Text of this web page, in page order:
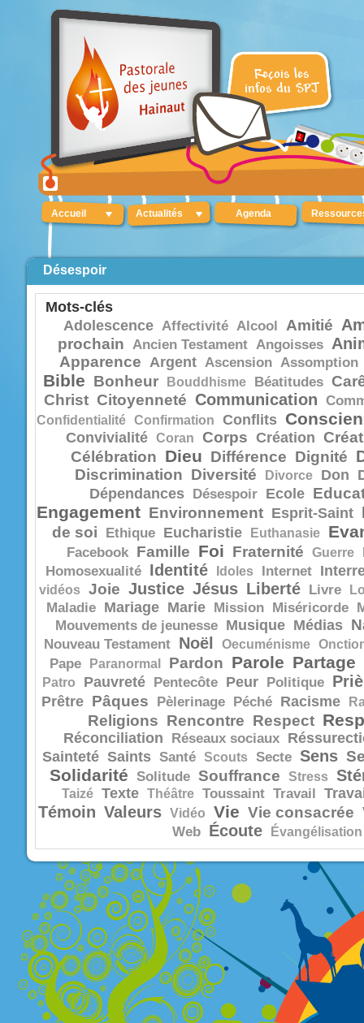
Accueil Actualités Agenda
Désespoir
Mots-clés
Adolescence Affectivité Alcool Amitié
prochain Ancien Testament Angoisses
Apparence Argent Ascension Assomption
Bible Bonheur Bouddhisme Béatitudes
Christ Citoyenneté Communication
Confidentialité Confirmation Conflits
Convivialité Coran Corps Création
Célébration Dieu Différence Dignité
Discrimination Diversité Divorce Don
Dépendances
Désespoir Ecole
Engagement Environnement Esprit-Saint
de soi Ethique Eucharistie Euthanasie
Facebook Famille Foi Fraternité Guerre
Homosexualité
Identité Idoles Internet
vidéos Joie Justice Jésus Liberté Livre
Maladie Mariage Marie Mission Miséricorde
Mouvements de jeunesse
Musique Médias
Nouveau Testament Noël Oecuménisme
Pape Paranormal Pardon Parole Partage
Patro Pauvreté Pentecôte Peur Politique
Prêtre Pâques Pèlerinage Péché Racisme
Religions Rencontre Respect
Réconciliation Réseaux sociaux
Sainteté Saints Santé Scouts Secte Sens
Solidarité Solitude Souffrance Stress
Taizé Texte Théâtre Toussaint Travail
Témoin Valeurs Vidéo Vie Vie consacrée
Web Écoute Évangélisation